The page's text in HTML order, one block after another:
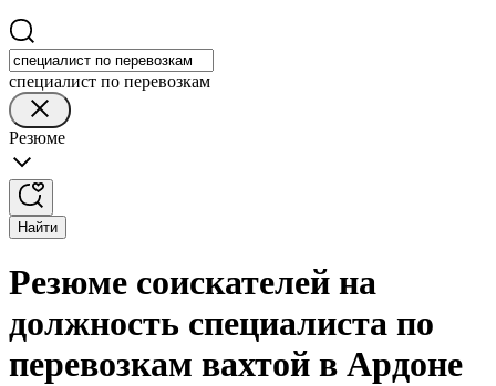
специалист по перевозкам
Резюме
Найти
Резюме соискателей на
должность специалиста по
перевозкам вахтой в Ардоне